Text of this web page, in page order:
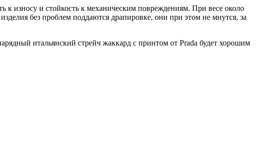
к износу и стойкость к механическим повреждениям. При весе около
без проблем поддаются драпировке, они при этом не мнутся, за
итальянский стрейч жаккард с принтом от Prada будет хорошим